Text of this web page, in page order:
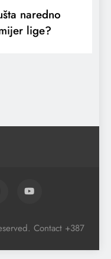
naredno
lige?
Contact +387